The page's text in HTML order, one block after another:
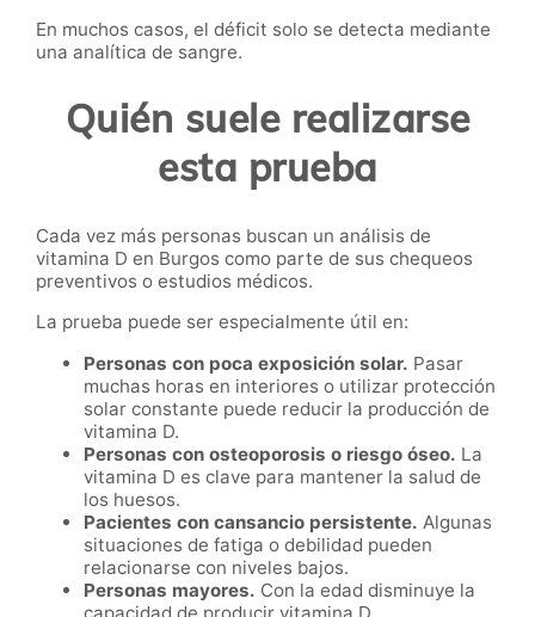
En muchos casos, el déficit solo se detecta mediante
una analítica de sangre.
Quién suele realizarse
esta prueba
Cada vez más personas buscan un análisis de
vitamina D en Burgos como parte de sus chequeos
preventivos o estudios médicos.
La prueba puede ser especialmente útil en:
Personas con poca exposición solar. Pasar
muchas horas en interiores o utilizar protección
solar constante puede reducir la producción de
vitamina D.
Personas con osteoporosis o riesgo óseo. La
vitamina D es clave para mantener la salud de
los huesos.
Pacientes con cansancio persistente. Algunas
situaciones de fatiga o debilidad pueden
relacionarse con niveles bajos.
Personas mayores. Con la edad disminuye la